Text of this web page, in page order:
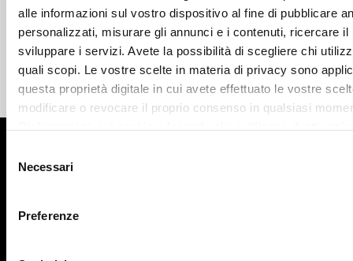
alle informazioni sul vostro dispositivo al fine di pubblicare
personalizzati, misurare gli annunci e i contenuti, ricercare il
sviluppare i servizi. Avete la possibilità di scegliere chi
quali scopi. Le vostre scelte in materia di privacy sono
questa proprietà digitale in cui avete effettuato le vostre
modificare o revocare il proprio consenso in qualsiasi
Con il tuo consenso, vorremmo anche:
Identificare il tuo dispositivo, scansionandolo
delNecessari
Preferenze
Pagamenti sicuri Spedizione veloce
Reso gratuito in store Supporto garantito